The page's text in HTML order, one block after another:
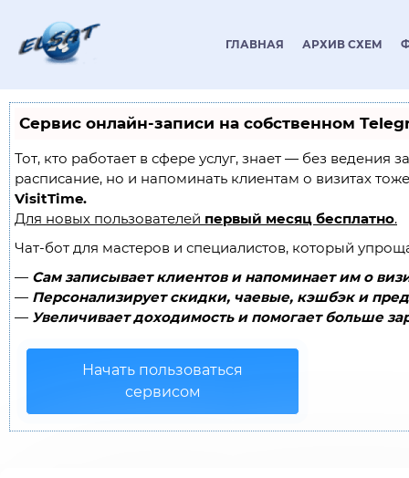
ГЛАВНАЯ АРХИВ СХЕМ
Сервис онлайн-записи на собственном
Тот, кто работает в сфере услуг, знает — без ведения
расписание, но и напоминать клиентам о визитах
VisitTime.
Для новых пользователей первый месяц бесплатно.
Чат-бот для мастеров и специалистов, который
— Сам записывает клиентов и напоминает им о
— Персонализирует скидки, чаевые, кэшбэк и
— Увеличивает доходимость и помогает больше
Начать пользоваться
сервисом